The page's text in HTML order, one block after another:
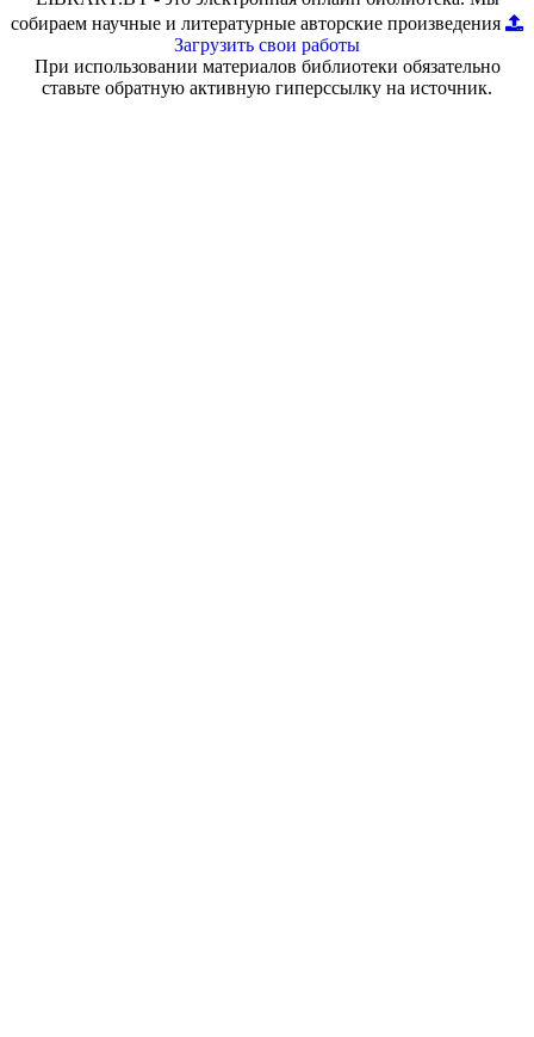
собираем научные и литературные авторские произведения
Загрузить свои работы
При использовании материалов библиотеки обязательно
ставьте обратную активную гиперссылку на источник.